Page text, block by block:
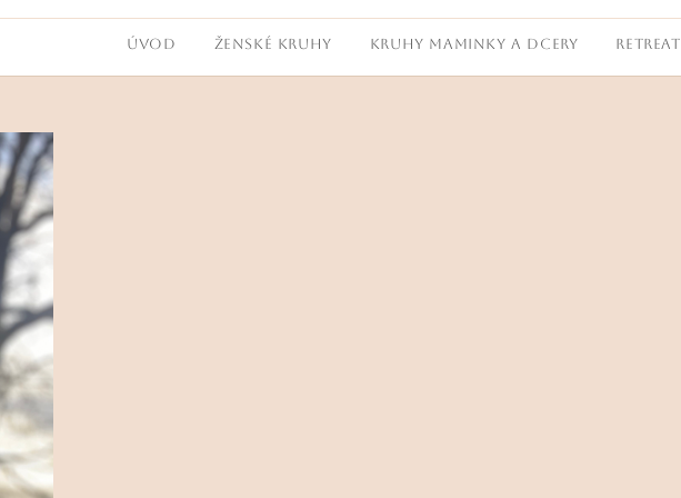
Úvod ŽENSKÉ KRUHY KRUHY MAMINKY A DCERY RETREAT